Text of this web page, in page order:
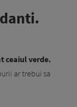
ceaiul verde.
ar trebui sa